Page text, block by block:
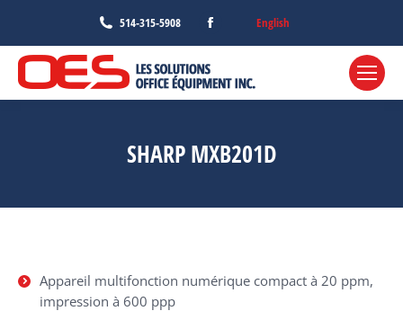
514-315-5908
Facebook
page
in
English
SHARP MXB201D
Appareil multifonction numérique compact à 20 ppm,
impression à 600 ppp